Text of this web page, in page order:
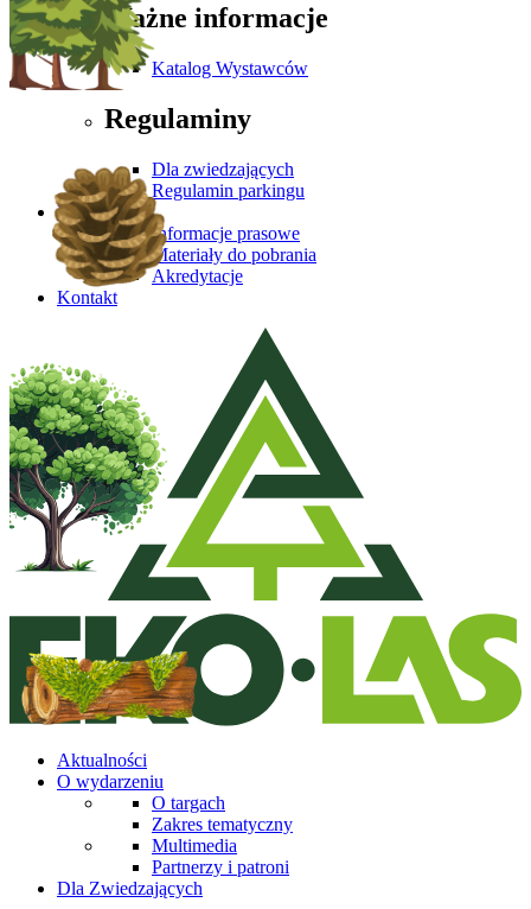
Ważne informacje
Katalog Wystawców
Regulaminy
Dla zwiedzających
Regulamin parkingu
Media
Informacje prasowe
Materiały do pobrania
Akredytacje
Kontakt
Aktualności
O wydarzeniu
O targach
Zakres tematyczny
Multimedia
Partnerzy i patroni
Dla Zwiedzających